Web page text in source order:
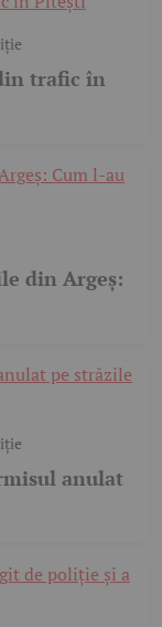
trafic în
din Argeș:
anulat